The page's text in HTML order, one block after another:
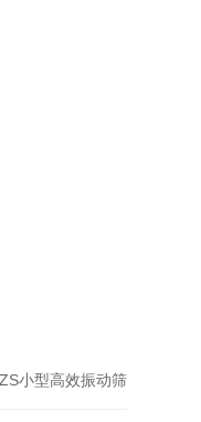
小型高效振动筛